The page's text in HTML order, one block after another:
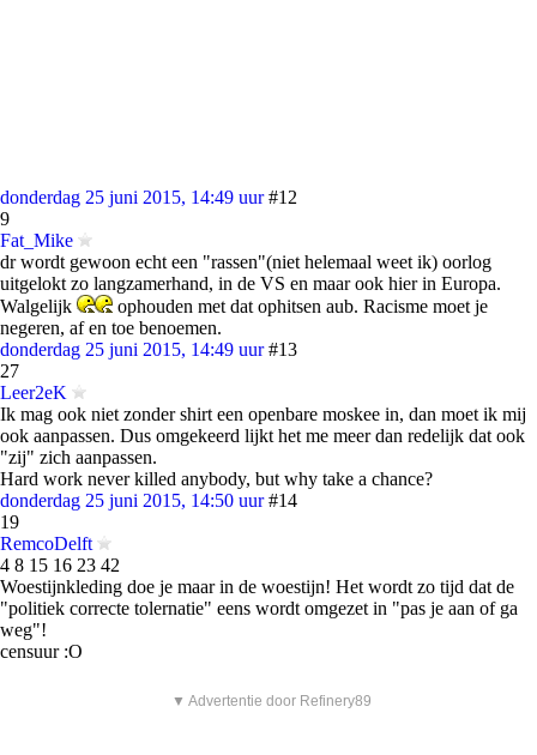
donderdag 25 juni 2015, 14:49 uur #12
9
Fat_Mike
dr wordt gewoon echt een "rassen"(niet helemaal weet ik) oorlog
uitgelokt zo langzamerhand, in de VS en maar ook hier in Europa.
Walgelijk
ophouden met dat ophitsen aub. Racisme moet je
negeren, af en toe benoemen.
donderdag 25 juni 2015, 14:49 uur #13
27
Leer2eK
Ik mag ook niet zonder shirt een openbare moskee in, dan moet ik mij
ook aanpassen. Dus omgekeerd lijkt het me meer dan redelijk dat ook
"zij" zich aanpassen.
Hard work never killed anybody, but why take a chance?
donderdag 25 juni 2015, 14:50 uur #14
19
RemcoDelft
4 8 15 16 23 42
Woestijnkleding doe je maar in de woestijn! Het wordt zo tijd dat de
"politiek correcte tolernatie" eens wordt omgezet in "pas je aan of ga
weg"!
censuur :O
▼ Advertentie door Refinery89